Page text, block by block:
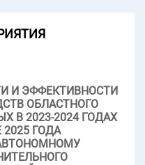
И ЭФФЕКТИВНОСТИ
ОБЛАСТНОГО
В 2023-2024 ГОДАХ
ГОДА